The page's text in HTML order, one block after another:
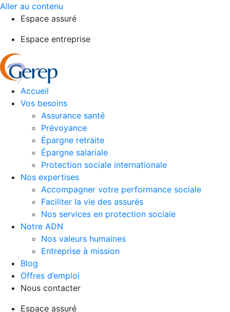
Aller au contenu
Espace assuré
Espace entreprise
Accueil
Vos besoins
Assurance santé
Prévoyance
Épargne retraite
Épargne salariale
Protection sociale internationale
Nos expertises
Accompagner votre performance sociale
Faciliter la vie des assurés
Nos services en protection sociale
Notre ADN
Nos valeurs humaines
Entreprise à mission
Blog
Offres d’emploi
Nous contacter
Espace assuré